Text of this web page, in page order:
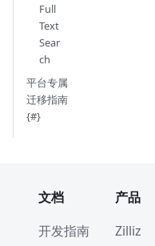
Full
Text
Sear
ch
平台专属
迁移指南
{#}
文档
开发指南
产品
Zilliz